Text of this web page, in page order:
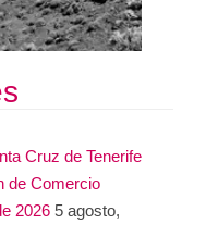
Cruz de Tenerife
de Comercio
2026 5 agosto,